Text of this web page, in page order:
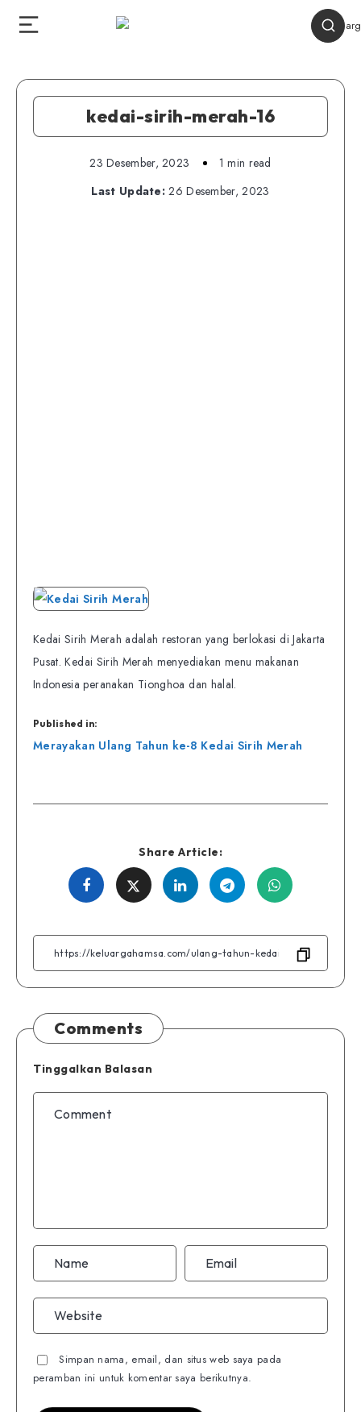
kedai-sirih-merah-16
23 Desember, 2023
1 min read
Last Update: 26 Desember, 2023
Kedai Sirih Merah adalah restoran yang berlokasi di Jakarta
Pusat. Kedai Sirih Merah menyediakan menu makanan
Indonesia peranakan Tionghoa dan halal.
Published in:
Navigasi
Merayakan Ulang Tahun ke-8 Kedai Sirih Merah
Share Article:
Share
Facebook
Share
Twitter
Share
Linkedin
Share
Telegram
Share
WhatsApp
Comments
Tinggalkan Balasan
Simpan nama, email, dan situs web saya pada
peramban ini untuk komentar saya berikutnya.